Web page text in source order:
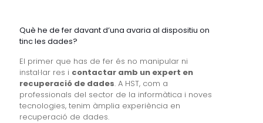
Què he de fer davant d’una avaria al dispositiu on
tinc les dades?
El primer que has de fer és no manipular ni
instal·lar res i contactar amb un expert en
recuperació de dades. A HST, com a
professionals del sector de la informàtica i noves
tecnologies, tenim àmplia experiència en
recuperació de dades.